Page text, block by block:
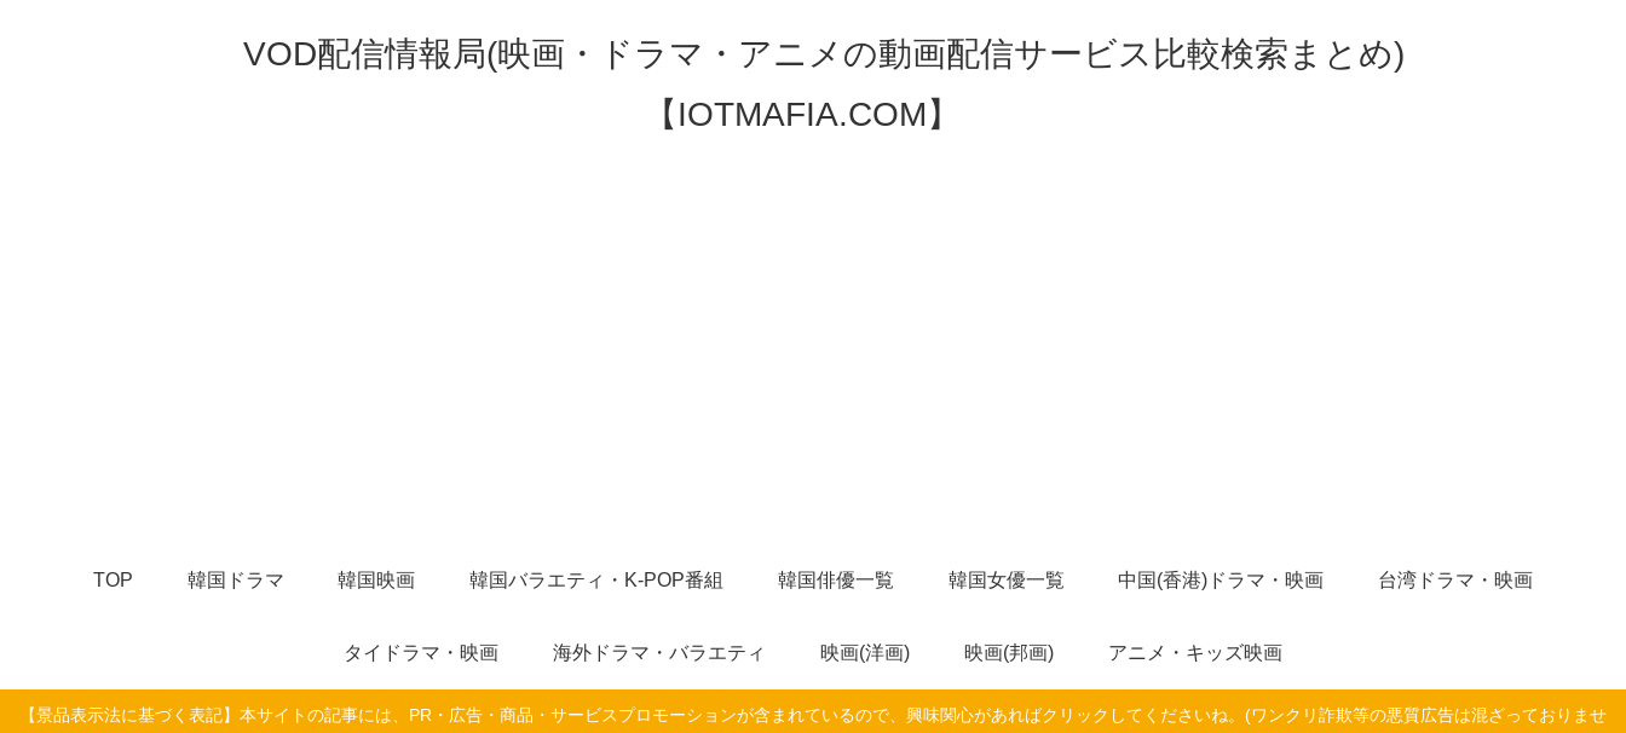
VOD配信情報局(映画・ドラマ・アニメの動画配信サービス比較検索まとめ)
【IOTMAFIA.COM】
TOP 韓国ドラマ 韓国映画 韓国バラエティ・K-POP番組 韓国俳優一覧 韓国女優一覧 中国(香港)ドラマ・映画 台湾ドラマ・映画
タイドラマ・映画 海外ドラマ・バラエティ 映画(洋画) 映画(邦画) アニメ・キッズ映画
【景品表示法に基づく表記】本サイトの記事には、PR・広告・商品・サービスプロモーションが含まれているので、興味関心があればクリックしてくださいね。(ワンクリ詐欺等の悪質広告は混ざっておりませ